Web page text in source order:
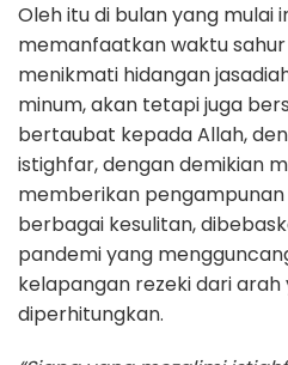
Oleh itu di bulan yang mulai
memanfaatkan waktu
menikmati hidangan
minum, akan tetapi juga
bertaubat kepada Allah,
istighfar, dengan demikian
memberikan
berbagai kesulitan,
pandemi yang
kelapangan rezeki dari arah
diperhitungkan.